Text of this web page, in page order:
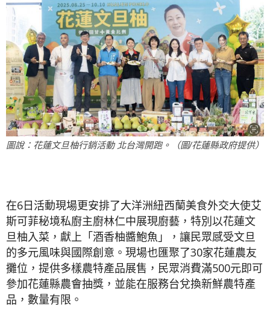
圖說：花蓮文旦柚行銷活動 北台灣開跑。（圖/花蓮縣政府提供）
在6日活動現場更安排了大洋洲紐西蘭美食外交大使艾
斯可菲秘境私廚主廚林仁中展現廚藝，特別以花蓮文
旦柚入菜，獻上「酒香柚醬鮑魚」，讓民眾感受文旦
的多元風味與國際創意。現場也匯聚了30家花蓮農友
攤位，提供多樣農特產品展售，民眾消費滿500元即可
參加花蓮縣農會抽獎，並能在服務台兌換新鮮農特產
品，數量有限。